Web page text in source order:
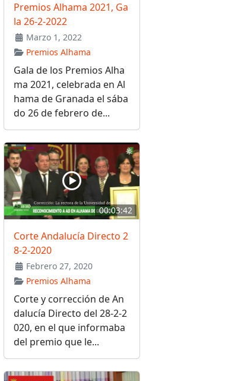
Premios Alhama 2021, Ga
la 26-2-2022
Marzo 1, 2022
Premios Alhama
Gala de los Premios Alha
ma 2021, celebrada en Al
hama de Granada el sába
do 26 de febrero de...
00:03:42
Corte Andalucía Directo 2
8-2-2020
Febrero 27, 2020
Premios Alhama
Corte y corrección de An
dalucía Directo del 28-2-2
020, en el que informaba
del premio que le...